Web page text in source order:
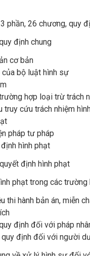
phần, 26 chương, quy
định chung
cơ bản
bộ luật hình sự
hợp loại trừ trách
truy cứu trách nhiệm
pháp tư pháp
hình phạt
định hình phạt
phạt trong các trường
thi hành bản án, miễn
định đối với pháp
quy định đối với người